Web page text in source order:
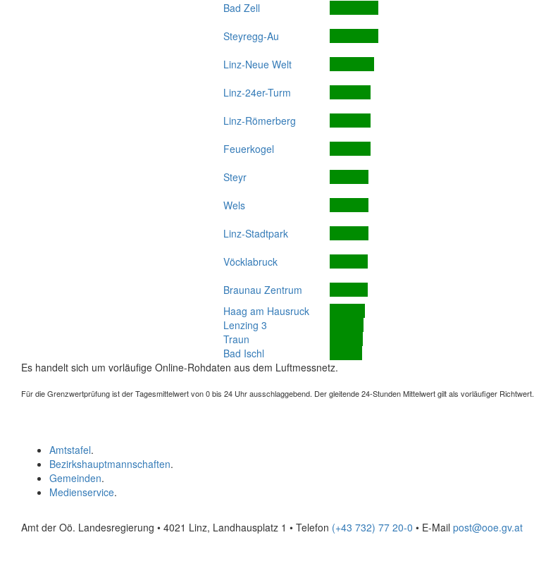
Bad Zell
Steyregg-Au
Linz-Neue Welt
Linz-24er-Turm
Linz-Römerberg
Feuerkogel
Steyr
Wels
Linz-Stadtpark
Vöcklabruck
Braunau Zentrum
Haag am Hausruck
Lenzing 3
Traun
Bad Ischl
Es handelt sich um vorläufige Online-Rohdaten aus dem Luftmessnetz.
Für die Grenzwertprüfung ist der Tagesmittelwert von 0 bis 24 Uhr ausschlaggebend. Der gleitende 24-Stunden Mittelwert gilt als vorläufiger Richtwert.
Amtstafel.
Bezirkshauptmannschaften.
Gemeinden.
Medienservice.
Amt der Oö. Landesregierung • 4021 Linz, Landhausplatz 1 • Telefon (+43 732) 77 20-0 • E-Mail post@ooe.gv.at